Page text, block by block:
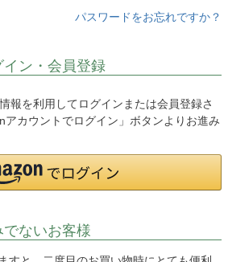
パスワードをお忘れですか？
ン・会員登録
報を利用してログインまたは会員登録さ
カウントでログイン」ボタンよりお進み
でないお客様